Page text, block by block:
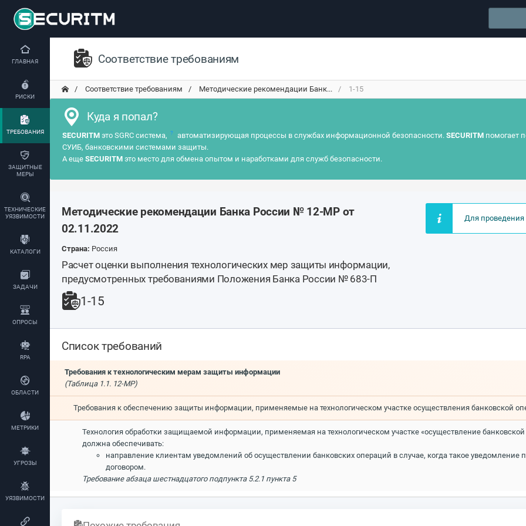
ГЛАВНАЯ
РИСКИ
ТРЕБОВАНИЯ
ЗАЩИТНЫЕ
МЕРЫ
ТЕХНИЧЕСКИЕ
УЯЗВИМОСТИ
КАТАЛОГИ
ЗАДАЧИ
ОПРОСЫ
RPA
ОБЛАСТИ
МЕТРИКИ
УГРОЗЫ
УЯЗВИМОСТИ
Соответствие требованиям
Соответствие требованиям Методические рекомендации Банк... 1-15
Куда я попал?
SECURITM это SGRC система, ? автоматизирующая процессы в службах информационной безопасности. SECURITMпомогает
СУИБ, банковскими системами защиты.
А еще SECURITM это место для обмена опытом и наработками для служб безопасности.
Методические рекомендации Банка России № 12-МР от
02.11.2022
Страна: Россия
Расчет оценки выполнения технологических мер защиты информации,
предусмотренных требованиями Положения Банка России № 683-П
1-15
Для проведения
Список требований
Требования к технологическим мерам защиты информации
(Таблица 1.1. 12-МР)
Требования к обеспечению защиты информации, применяемые на технологическом участке осуществления банковской
Технология обработки защищаемой информации, применяемая на технологическом участке «осуществление
должна обеспечивать:
направление клиентам уведомлений об осуществлении банковских операций в случае, когда такое
договором.
Требование абзаца шестнадцатого подпункта 5.2.1 пункта 5